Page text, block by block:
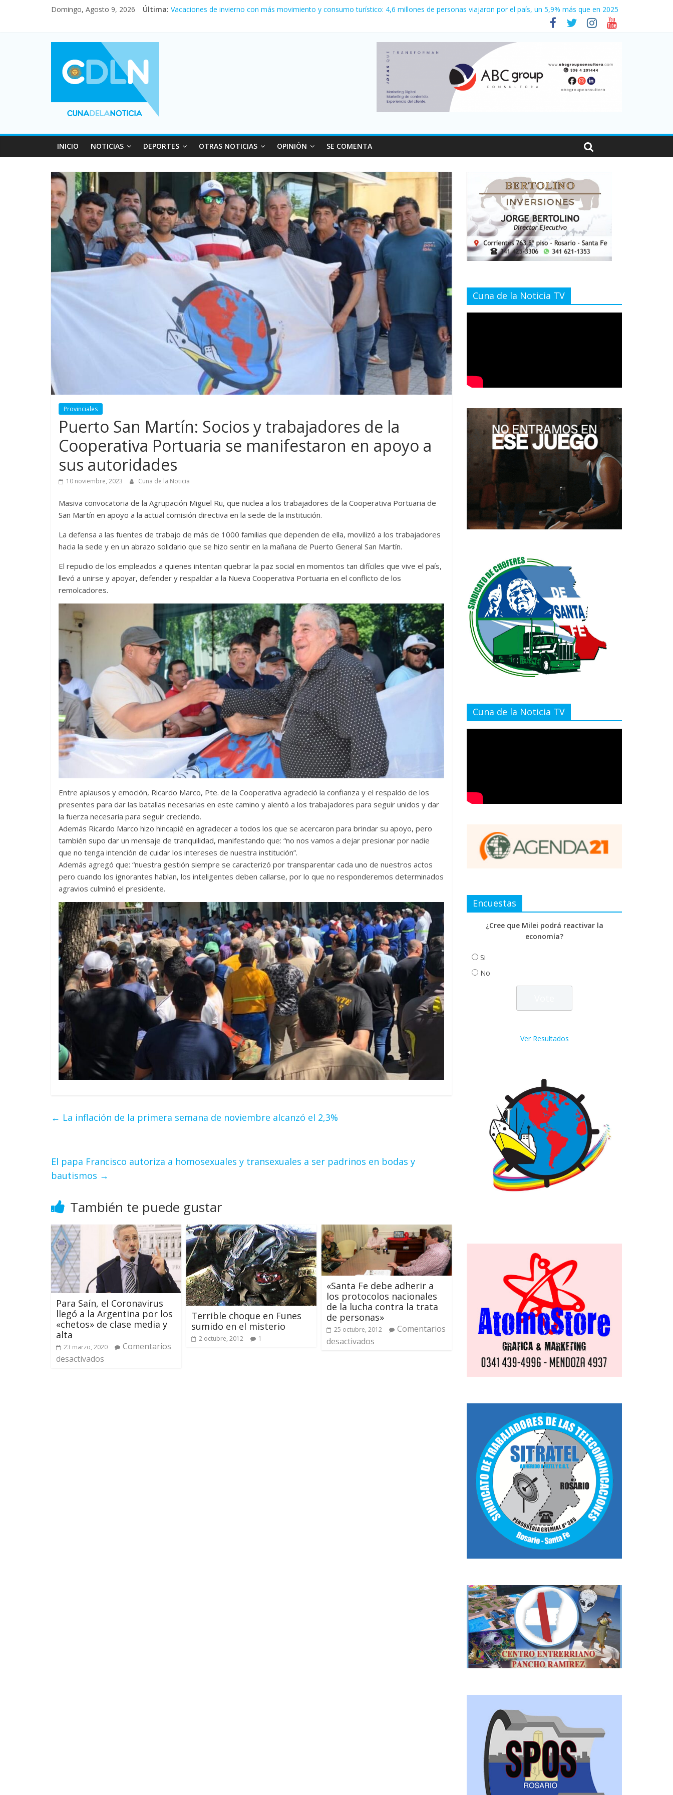
Domingo, Agosto 9, 2026 Última: Vacaciones de invierno con más movimiento y consumo turístico: 4,6 millones de personas viajaron por el país, un 5,9% más que en 2025
La morosidad alcanzó su nivel más alto en dos décadas y ya afecta a 400 mil deudores en Santa Fe
Desde que asumió Milei cerraron 41.000 kioscos: el sector denuncia crisis como en 2001
INICIO NOTICIAS DEPORTES OTRAS NOTICIAS OPINIÓN SE COMENTA
Provinciales
Puerto San Martín: Socios y trabajadores de la
Cooperativa Portuaria se manifestaron en apoyo a
sus autoridades
10 noviembre, 2023 Cuna de la Noticia
Masiva convocatoria de la Agrupación Miguel Ru, que nuclea a los trabajadores de la Cooperativa Portuaria de
San Martín en apoyo a la actual comisión directiva en la sede de la institución.
La defensa a las fuentes de trabajo de más de 1000 familias que dependen de ella, movilizó a los trabajadores
hacia la sede y en un abrazo solidario que se hizo sentir en la mañana de Puerto General San Martín.
El repudio de los empleados a quienes intentan quebrar la paz social en momentos tan difíciles que vive el país,
llevó a unirse y apoyar, defender y respaldar a la Nueva Cooperativa Portuaria en el conflicto de los
remolcadores.
Entre aplausos y emoción, Ricardo Marco, Pte. de la Cooperativa agradeció la confianza y el respaldo de los
presentes para dar las batallas necesarias en este camino y alentó a los trabajadores para seguir unidos y dar
la fuerza necesaria para seguir creciendo.
Además Ricardo Marco hizo hincapié en agradecer a todos los que se acercaron para brindar su apoyo, pero
también supo dar un mensaje de tranquilidad, manifestando que: “no nos vamos a dejar presionar por nadie
que no tenga intención de cuidar los intereses de nuestra institución”.
Además agregó que: “nuestra gestión siempre se caracterizó por transparentar cada uno de nuestros actos
pero cuando los ignorantes hablan, los inteligentes deben callarse, por lo que no responderemos determinados
agravios culminó el presidente.
← La inflación de la primera semana de noviembre alcanzó el 2,3%
El papa Francisco autoriza a homosexuales y transexuales a ser padrinos en bodas y
bautismos →
También te puede gustar
Para Saín, el Coronavirus
llegó a la Argentina por los
«chetos» de clase media y
alta
23 marzo, 2020
Comentarios
desactivados
Terrible choque en Funes
sumido en el misterio
2 octubre, 2012 1
«Santa Fe debe adherir a
los protocolos nacionales
de la lucha contra la trata
de personas»
25 octubre, 2012
Comentarios
desactivados
Cuna de la Noticia TV
Cuna de la Noticia TV
Encuestas
¿Cree que Milei podrá reactivar la
economía?
Si
No
Ver Resultados